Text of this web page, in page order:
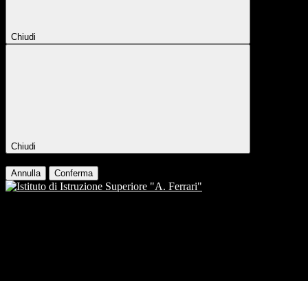
Chiudi
Chiudi
Annulla Conferma